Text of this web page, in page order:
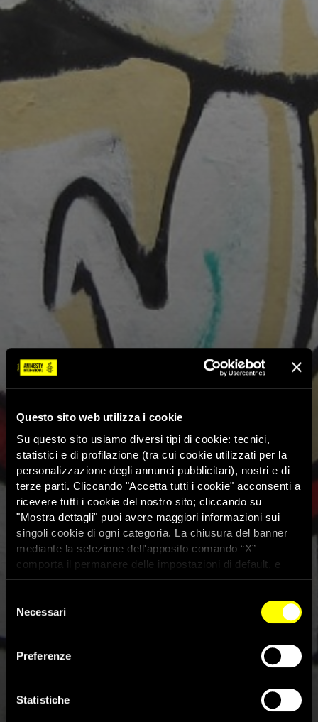
Questo sito web utilizza i cookie
Su questo sito usiamo diversi tipi di cookie: tecnici,
statistici e di profilazione (tra cui cookie utilizzati per la
personalizzazione degli annunci pubblicitari), nostri e di
terze parti. Cliccando "Accetta tutti i cookie" acconsenti a
ricevere tutti i cookie del nostro sito; cliccando su
"Mostra dettagli" puoi avere maggiori informazioni sui
singoli cookie di ogni categoria. La chiusura del banner
mediante la selezione dell'apposito comando “X”
comporta il permanere delle impostazioni di default, e
dunque la continuazione della navigazione con i cookie
dei cookie attivi sul sito clicca
delNecessari
Preferenze
Statistiche
Blogger egiziano Alaa Abdel
Fattah rischia il carcere per
“offesa” al potere giudiziario